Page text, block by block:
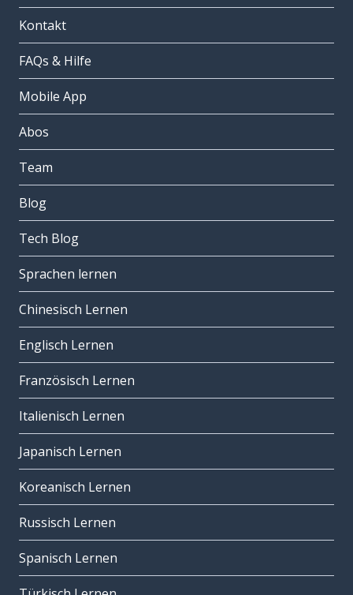
Kontakt
FAQs & Hilfe
Mobile App
Abos
Team
Blog
Tech Blog
Sprachen lernen
Chinesisch Lernen
Englisch Lernen
Französisch Lernen
Italienisch Lernen
Japanisch Lernen
Koreanisch Lernen
Russisch Lernen
Spanisch Lernen